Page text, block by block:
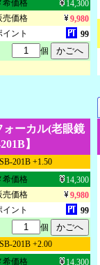
希価格
14,300
売価格
9,980
イント
99
個
ーカル(老眼鏡
】
201B +1.50
希価格
14,300
売価格
9,980
イント
99
個
201B +2.00
希価格
14,300